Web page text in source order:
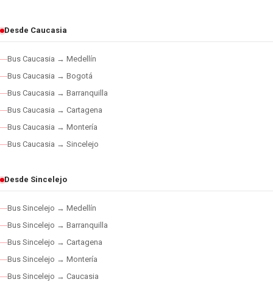
Desde Caucasia
Bus Caucasia → Medellín
Bus Caucasia → Bogotá
Bus Caucasia → Barranquilla
Bus Caucasia → Cartagena
Bus Caucasia → Montería
Bus Caucasia → Sincelejo
Desde Sincelejo
Bus Sincelejo → Medellín
Bus Sincelejo → Barranquilla
Bus Sincelejo → Cartagena
Bus Sincelejo → Montería
Bus Sincelejo → Caucasia